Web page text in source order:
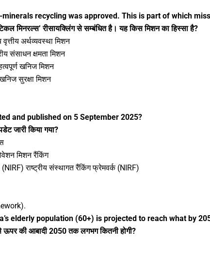
recycling was approved. This is part of which
मिनरल्स’ रीसायक्लिंग से सम्बंधित है। यह किस मिशन का हिस्सा है?
अर्थव्यवस्था मिशन
संसाधन क्षमता मिशन
खनिज मिशन
सुरक्षा मिशन
and published on 5 September 2025?
जारी किया गया?
मिशन रैंकिंग
राष्ट्रीय संस्थागत रैंकिंग फ्रेमवर्क (NIRF)
elderly population (60+) is projected to reach what by
ऊपर की आबादी 2050 तक लगभग कितनी होगी?